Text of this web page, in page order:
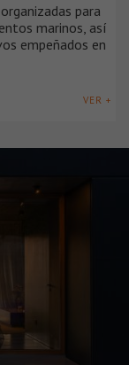
para
marinos, así
empeñados en
VER +